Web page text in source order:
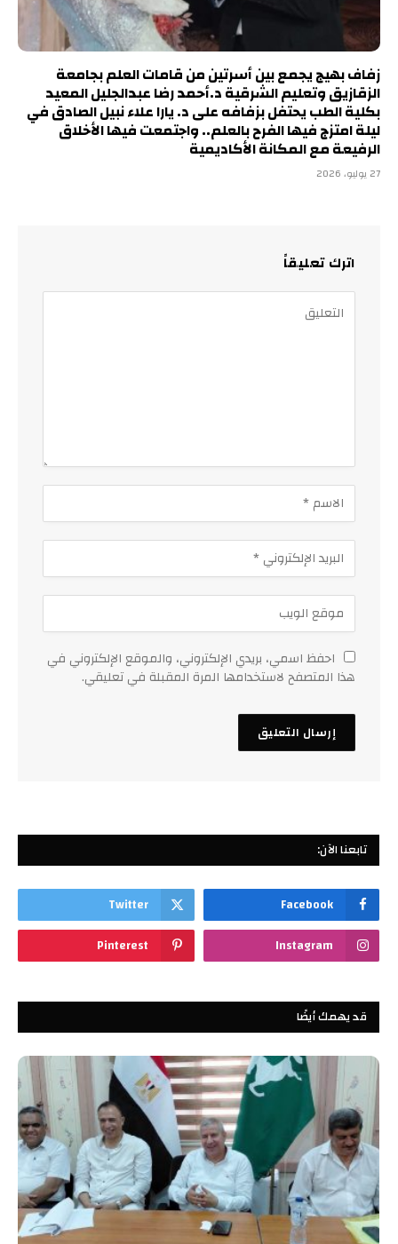
زفاف بهيج يجمع بين أسرتين من قامات العلم بجامعة
الزقازيق وتعليم الشرقية د.أحمد رضا عبدالجليل المعيد
بكلية الطب يحتفل بزفافه على د. يارا علاء نبيل الصادق في
ليلة امتزج فيها الفرح بالعلم.. واجتمعت فيها الأخلاق
الرفيعة مع المكانة الأكاديمية
27 يوليو، 2026
اترك تعليقاً
احفظ اسمي، بريدي الإلكتروني، والموقع الإلكتروني في
هذا المتصفح لاستخدامها المرة المقبلة في تعليقي.
تابعنا الآن:
Facebook
Twitter
Instagram
Pinterest
قد يهمك أيضًا